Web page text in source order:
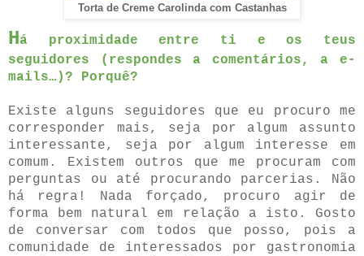
Torta de Creme Carolinda com Castanhas
Há proximidade entre ti e os teus
seguidores (respondes a comentários, a e-
mails…)? Porquê?
Existe alguns seguidores que eu procuro me
corresponder mais, seja por algum assunto
interessante, seja por algum interesse em
comum. Existem outros que me procuram com
perguntas ou até procurando parcerias. Não
há regra! Nada forçado, procuro agir de
forma bem natural em relação a isto. Gosto
de conversar com todos que posso, pois a
comunidade de interessados por gastronomia